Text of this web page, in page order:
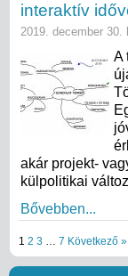
interaktív
2019. december 30.
A
akár projekt-
külpolitikai
Bővebben...
1 2 3 7 Következő »